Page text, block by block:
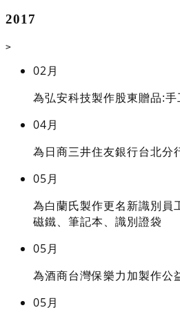
2017
>
02月
為弘安科技製作股東贈品:
04月
為日商三井住友銀行台北分
05月
為白蘭氏製作更名新識別員
磁鐵、筆記本、識別證袋
05月
為酒商台灣保樂力加製作公
05月